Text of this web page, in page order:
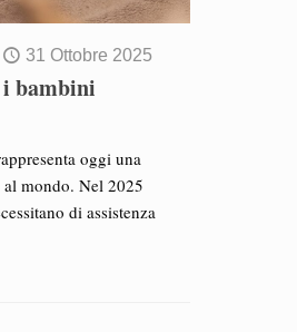
31 Ottobre 2025
bambini
oggi una
mondo. Nel 2025
di assistenza